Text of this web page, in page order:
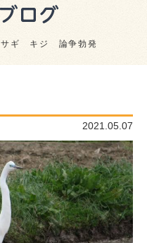
サギ キジ 論争勃発
2021.05.07